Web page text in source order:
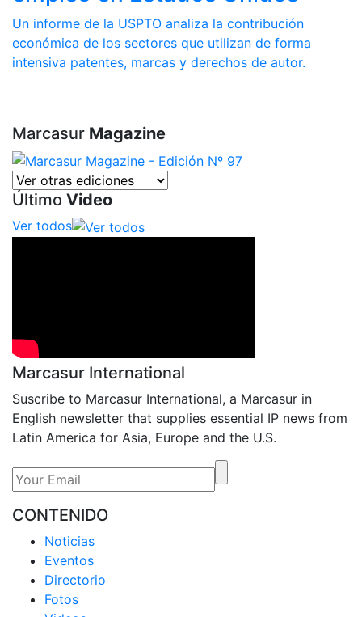
Un informe de la USPTO analiza la contribución
económica de los sectores que utilizan de forma
intensiva patentes, marcas y derechos de autor.
Marcasur Magazine
Último Video
Ver todos
Marcasur International
Suscribe to Marcasur International, a Marcasur in
English newsletter that supplies essential IP news from
Latin America for Asia, Europe and the U.S.
CONTENIDO
Noticias
Eventos
Directorio
Fotos